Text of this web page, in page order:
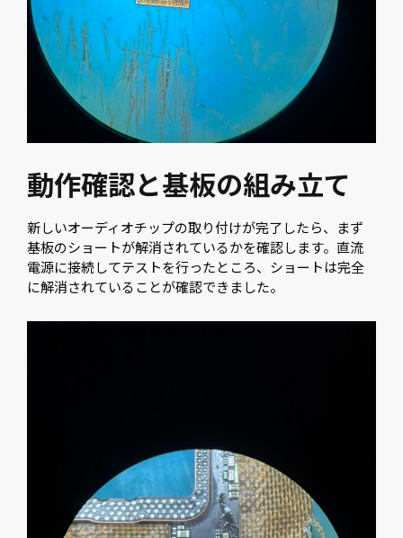
動作確認と基板の組み立て
新しいオーディオチップの取り付けが完了したら、まず
基板のショートが解消されているかを確認します。直流
電源に接続してテストを行ったところ、ショートは完全
に解消されていることが確認できました。